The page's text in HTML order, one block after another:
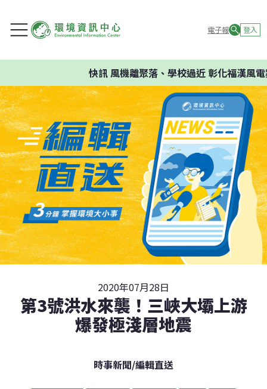
電子報 登入
快訊風機離聚落、學校過近 彰化福漢風電
2020年07月28日
第3號洪水來襲！三峽大壩上游
爆發極淺層地震
時事新聞/編輯直送